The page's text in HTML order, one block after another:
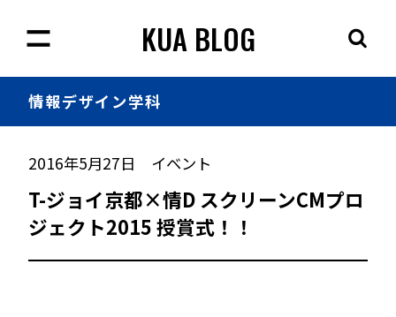
KUA BLOG
情報デザイン学科
2016年5月27日 イベント
T-ジョイ京都×情D スクリーンCMプロ
ジェクト2015 授賞式！！